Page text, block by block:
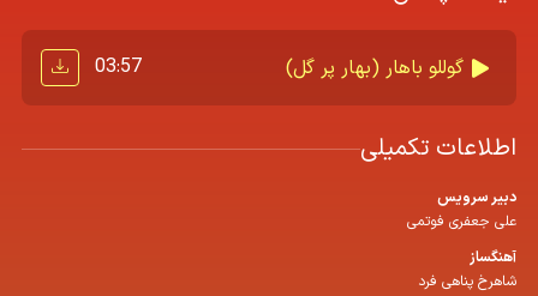
گوللو باهار (بهار پر گل) 03:57
اطلاعات تکمیلی
دبیر سرویس
علی جعفری فوتمی
آهنگساز
شاهرخ پناهی فرد